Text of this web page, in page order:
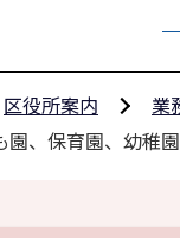
区役所案内 業
、保育園、幼稚